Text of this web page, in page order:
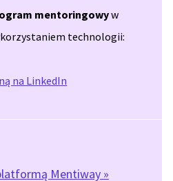
mentoringowyw
technologii:
na LinkedIn
Mentiway »